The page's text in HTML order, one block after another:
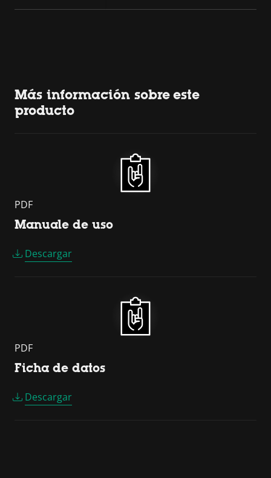
Más información sobre este
producto
PDF
Manuale de uso
Descargar
PDF
Ficha de datos
Descargar